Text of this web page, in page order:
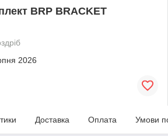
BRP BRACKET
2026
Доставка Оплата Умови